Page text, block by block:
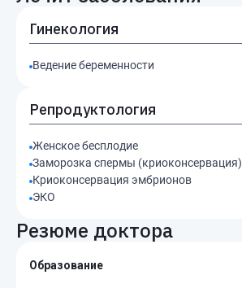
Гинекология
Ведение беременности
Репродуктология
Женское бесплодие
Заморозка спермы (криоконсервация)
Криоконсервация эмбрионов
ЭКО
Резюме доктора
Образование